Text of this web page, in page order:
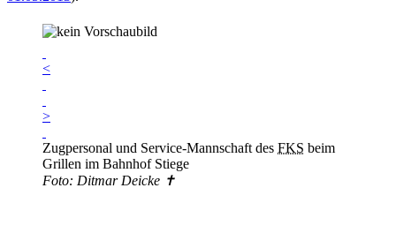
<
>
Zugpersonal und Service-Mannschaft des FKS beim
Grillen im Bahnhof Stiege
Foto: Ditmar Deicke ✝